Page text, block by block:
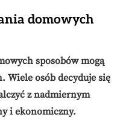
domowych
sposobów mogą
Wiele osób decyduje się
znadmiernym
i ekonomiczny.